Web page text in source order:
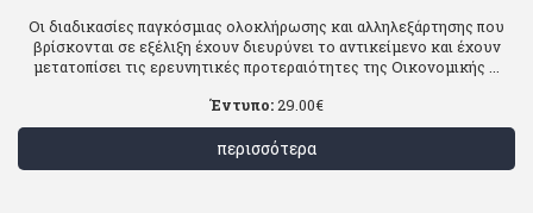
Οι διαδικασίες παγκόσμιας ολοκλήρωσης και αλληλεξάρτησης που
βρίσκονται σε εξέλιξη έχουν διευρύνει το αντικείμενο και έχουν
μετατοπίσει τις ερευνητικές προτεραιότητες της Οικονομικής ...
Έντυπο: 29.00€
περισσότερα